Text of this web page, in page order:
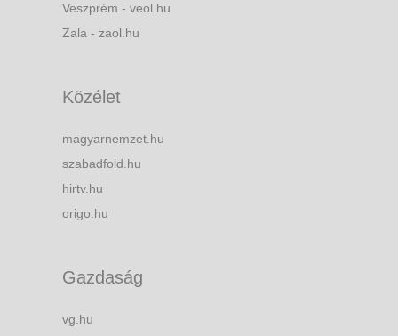
Veszprém - veol.hu
Zala - zaol.hu
Közélet
magyarnemzet.hu
szabadfold.hu
hirtv.hu
origo.hu
Gazdaság
vg.hu